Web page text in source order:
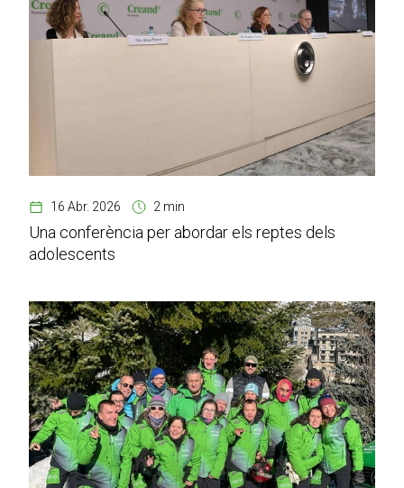
16 Abr. 2026 2 min
Una conferència per abordar els reptes dels
adolescents